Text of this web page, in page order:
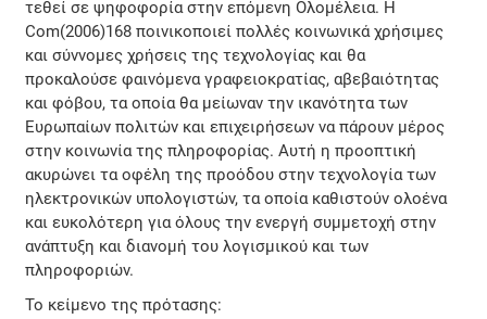
τεθεί σε ψηφοφορία στην επόμενη Ολομέλεια. Η
Com(2006)168 ποινικοποιεί πολλές κοινωνικά χρήσιμες
και σύννομες χρήσεις της τεχνολογίας και θα
προκαλούσε φαινόμενα γραφειοκρατίας, αβεβαιότητας
και φόβου, τα οποία θα μείωναν την ικανότητα των
Ευρωπαίων πολιτών και επιχειρήσεων να πάρουν μέρος
στην κοινωνία της πληροφορίας. Αυτή η προοπτική
ακυρώνει τα οφέλη της προόδου στην τεχνολογία των
ηλεκτρονικών υπολογιστών, τα οποία καθιστούν ολοένα
και ευκολότερη για όλους την ενεργή συμμετοχή στην
ανάπτυξη και διανομή του λογισμικού και των
πληροφοριών.
Το κείμενο της πρότασης: